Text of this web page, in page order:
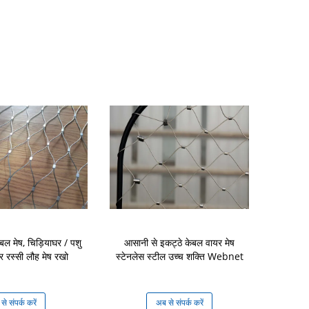
मेष, चिड़ियाघर / पशु
रस्सी लौह मेष रखो
संपर्क करें
आसानी से इकट्ठे केबल वायर मेष
स्टेनलेस स्टील उच्च शक्ति Webnet
अब से संपर्क करें